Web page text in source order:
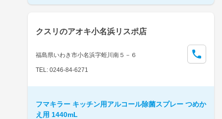
クスリのアオキ小名浜リスポ店
福島県いわき市小名浜字蛭川南５－６
TEL: 0246-84-6271
フマキラー キッチン用アルコール除菌スプレー つめか
え用 1440mL